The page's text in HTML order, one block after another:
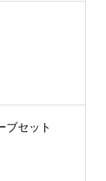
ブセット